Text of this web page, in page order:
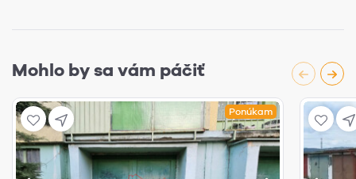
Mohlo by sa vám páčiť
Ponúkam